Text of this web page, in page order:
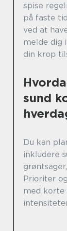
spise
på faste
ved at
melde dig
din krop
sund
Du kan
inkludere
Prioriter
med korte